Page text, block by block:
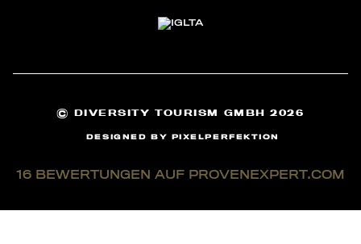
© DIVERSITY TOURISM GMBH 2026
DESIGNED BY PIXELPERFEKTION
TOMONTOUR
16 BEWERTUNGEN AUF PROVENEXPERT.COM